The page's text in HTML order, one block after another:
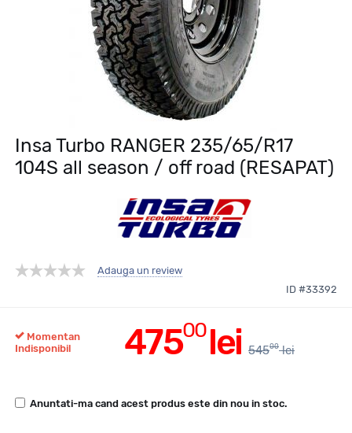
Insa Turbo RANGER 235/65/R17
104S all season / off road (RESAPAT)
Adauga un review
ID #33392
47500lei 54500 lei
Momentan
Indisponibil
Anuntati-ma cand acest produs este din nou in stoc.